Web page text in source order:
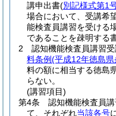
講申出書(別記様式第1
場合において、受講希
能検査員講習を受ける
であることを疎明する
2
認知機能検査員講習受
料条例(平成12年徳島
料の額に相当する徳島
らない。
(講習項目)
第4条
認知機能検査員講
て、それぞれ当該各号